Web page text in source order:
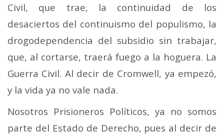
Civil, que trae, la continuidad de los
desaciertos del continuismo del populismo, la
drogodependencia del subsidio sin trabajar,
que, al cortarse, traerá fuego a la hoguera. La
Guerra Civil. Al decir de Cromwell, ya empezó,
y la vida ya no vale nada.
Nosotros Prisioneros Políticos, ya no somos
parte del Estado de Derecho, pues al decir de